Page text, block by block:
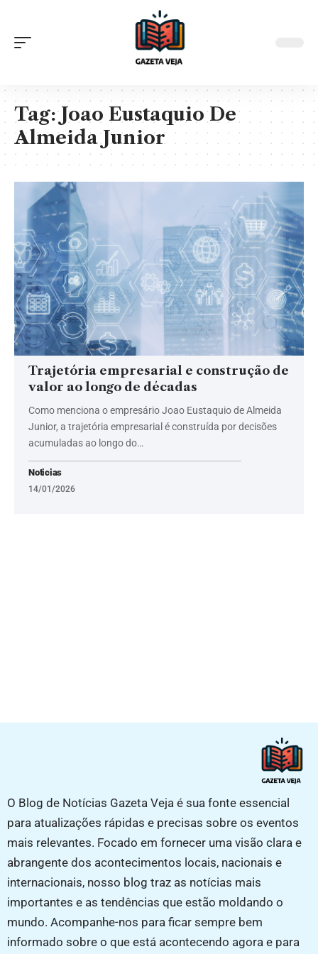
Tag:Joao Eustaquio De
Almeida Junior
Trajetória empresarial e construção de
valor ao longo de décadas
Como menciona o empresário Joao Eustaquio de Almeida
Junior, a trajetória empresarial é construída por decisões
acumuladas ao longo do…
Noticias
14/01/2026
O Blog de Notícias Gazeta Veja é sua fonte essencial
para atualizações rápidas e precisas sobre os eventos
mais relevantes. Focado em fornecer uma visão clara e
abrangente dos acontecimentos locais, nacionais e
internacionais, nosso blog traz as notícias mais
importantes e as tendências que estão moldando o
mundo. Acompanhe-nos para ficar sempre bem
informado sobre o que está acontecendo agora e para